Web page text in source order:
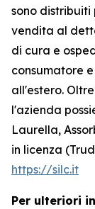
sono
vendita al
di cura e
consumatore
all'estero.
l'azienda
Laurella,
in licenza
https://silc.it
Per ulteriori